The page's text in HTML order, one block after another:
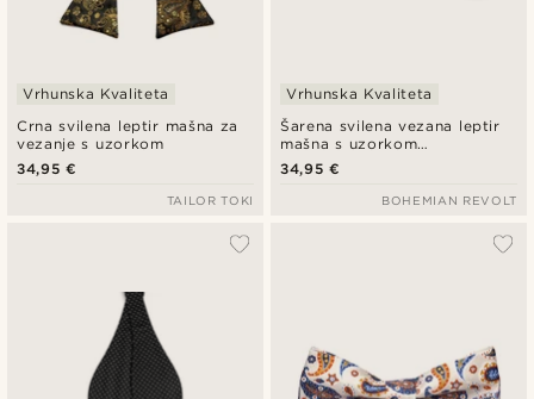
Crna svilena leptir mašna za
vezanje s uzorkom
Vrhunska Kvaliteta
34,95 €
TAILOR TOKI
Šarena svilena vezana leptir
mašna s uzorkom
svijetloplavog paisleyja
Vrhunska Kvaliteta
34,95 €
BOHEMIAN REVOLT